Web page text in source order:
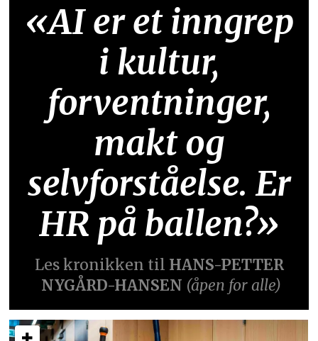
«AI er et inngrep
i kultur,
forventninger,
makt og
selvforståelse. Er
HR på ballen?»
Les kronikken til HANS-PETTER
NYGÅRD-HANSEN (åpen for alle)